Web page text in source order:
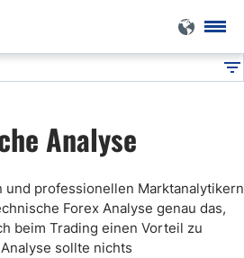
Analyse
und professionellen Marktanalytikern
Forex Analyse genau das,
beim Trading einen Vorteil zu
sollte nichts